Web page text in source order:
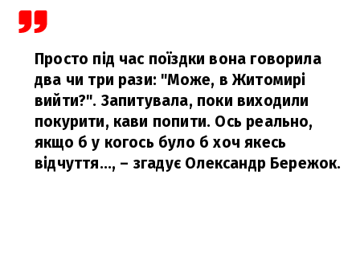
Просто під час поїздки вона говорила
два чи три рази: "Може, в Житомирі
вийти?". Запитувала, поки виходили
покурити, кави попити. Ось реально,
якщо б у когось було б хоч якесь
відчуття..., – згадує Олександр Бережок.